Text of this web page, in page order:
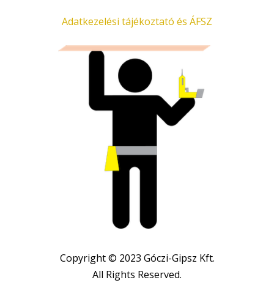
Adatkezelési tájékoztató és ÁFSZ
Copyright © 2023 Góczi-Gipsz Kft.
All Rights Reserved.